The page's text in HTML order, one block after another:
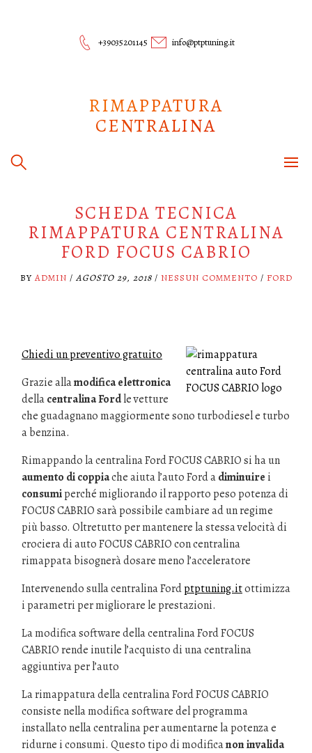
+39035201145 info@ptptuning.it
RIMAPPATURA
CENTRALINA
SCHEDA TECNICA
RIMAPPATURA CENTRALINA
FORD FOCUS CABRIO
BY ADMIN / AGOSTO 29, 2018/ NESSUN COMMENTO / FORD
Chiedi un preventivo gratuito
Grazie allamodifica elettronica
dellacentralina Fordle vetture
che guadagnano maggiormente sono turbodiesel e turbo
a benzina.
Rimappando la centralina Ford FOCUS CABRIO si ha un
aumento di coppiache aiuta l’auto Ford adiminuire i
consumiperché migliorando il rapporto peso potenza di
FOCUS CABRIO sarà possibile cambiare ad un regime
più basso. Oltretutto per mantenere la stessa velocità di
crociera di auto FOCUS CABRIO con centralina
rimappata bisognerà dosare meno l’acceleratore
Intervenendo sulla centralina Fordptptuning.itottimizza
i parametri per migliorare le prestazioni.
La modifica software della centralina Ford FOCUS
CABRIO rende inutile l’acquisto di una centralina
aggiuntiva per l’auto
La rimappatura della centralina Ford FOCUS CABRIO
consiste nella modifica software del programma
installato nella centralina per aumentarne la potenza e
ridurne i consumi. Questo tipo di modificanon invalida